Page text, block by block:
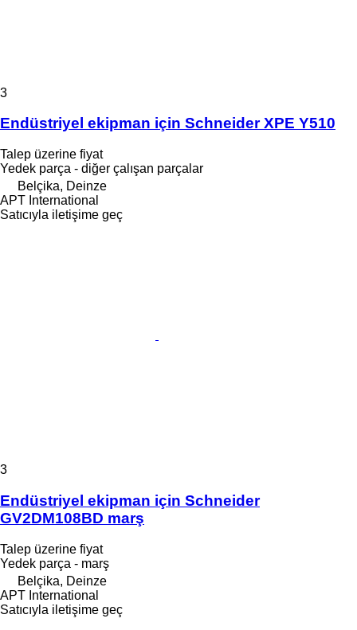
3
Endüstriyel ekipman için Schneider XPE Y510
Talep üzerine fiyat
Yedek parça - diğer çalışan parçalar
Belçika, Deinze
APT International
Satıcıyla iletişime geç
3
Endüstriyel ekipman için Schneider
GV2DM108BD marş
Talep üzerine fiyat
Yedek parça - marş
Belçika, Deinze
APT International
Satıcıyla iletişime geç